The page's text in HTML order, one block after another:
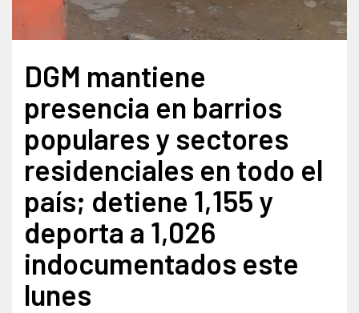
DGM mantiene
presencia en barrios
populares y sectores
residenciales en todo el
país; detiene 1,155 y
deporta a 1,026
indocumentados este
lunes